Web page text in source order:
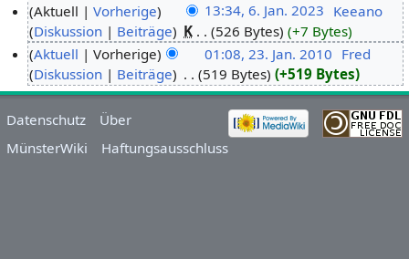
Aktuell Vorherige 13:34, 6. Jan. 2023 Keeano
Diskussion
Beiträge K 526 Bytes
+7 Bytes
Aktuell
Vorherige 01:08, 23. Jan. 2010 Fred
Diskussion
Beiträge 519 Bytes +519 Bytes
Datenschutz
Über
MünsterWiki
Haftungsausschluss